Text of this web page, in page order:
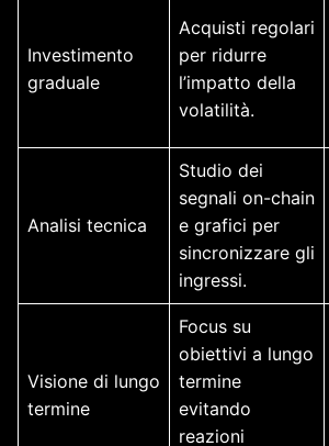
Investimento
graduale
Acquisti regolari
per ridurre
l’impatto della
volatilità.
Analisi tecnica
Studio dei
segnali on-chain
e grafici per
sincronizzare gli
ingressi.
Visione di lungo
termine
Focus su
obiettivi a lungo
termine
evitando
reazioni